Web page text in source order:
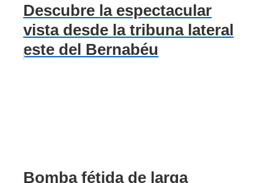
Descubre la espectacular
vista desde la tribuna lateral
este del Bernabéu
Bomba fétida de larga